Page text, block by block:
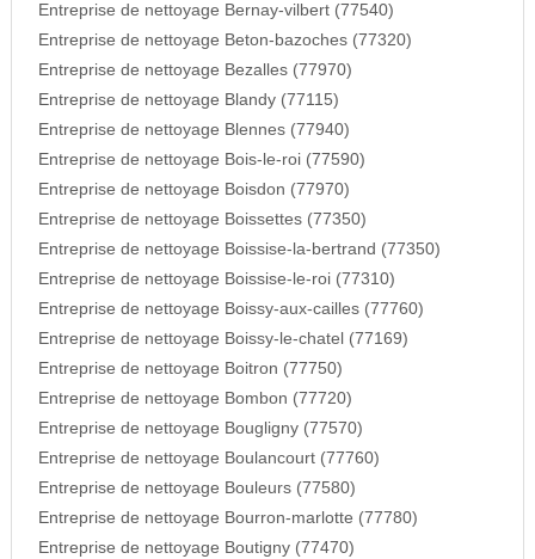
Entreprise de nettoyage Bernay-vilbert (77540)
Entreprise de nettoyage Beton-bazoches (77320)
Entreprise de nettoyage Bezalles (77970)
Entreprise de nettoyage Blandy (77115)
Entreprise de nettoyage Blennes (77940)
Entreprise de nettoyage Bois-le-roi (77590)
Entreprise de nettoyage Boisdon (77970)
Entreprise de nettoyage Boissettes (77350)
Entreprise de nettoyage Boissise-la-bertrand (77350)
Entreprise de nettoyage Boissise-le-roi (77310)
Entreprise de nettoyage Boissy-aux-cailles (77760)
Entreprise de nettoyage Boissy-le-chatel (77169)
Entreprise de nettoyage Boitron (77750)
Entreprise de nettoyage Bombon (77720)
Entreprise de nettoyage Bougligny (77570)
Entreprise de nettoyage Boulancourt (77760)
Entreprise de nettoyage Bouleurs (77580)
Entreprise de nettoyage Bourron-marlotte (77780)
Entreprise de nettoyage Boutigny (77470)